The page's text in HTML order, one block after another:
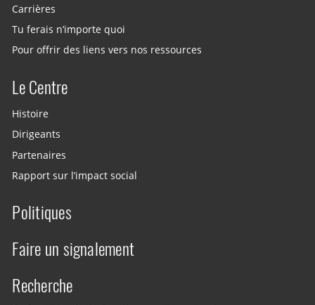
Carrières
Tu ferais n’importe quoi
Pour offrir des liens vers nos ressources
Le Centre
Histoire
Dirigeants
Partenaires
Rapport sur l’impact social
Politiques
Faire un signalement
Recherche